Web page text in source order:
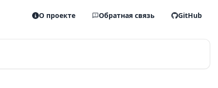
О проекте Обратная связь GitHub